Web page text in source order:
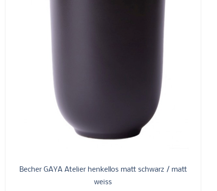
Becher GAYA Atelier henkellos matt schwarz / matt
weiss